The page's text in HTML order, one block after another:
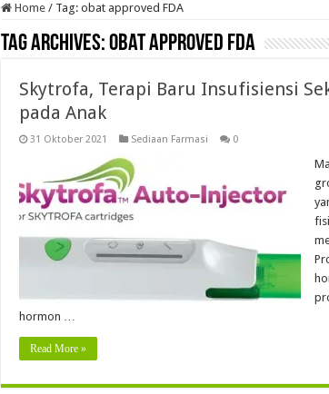
Home / Tag: obat approved FDA
Tag Archives:obat approved FDA
Skytrofa, Terapi Baru Insufisiensi
pada Anak
31 Oktober 2021 Sediaan Farmasi 0
hormon …
Read More »